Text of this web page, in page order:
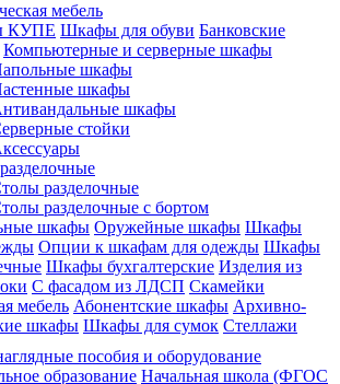
мебель
КУПЕ Шкафы для обуви Банковские
Компьютерные и серверные шкафы
шкафы
шкафы
шкафы
стойки
разделочные
разделочные с бортом
шкафы Оружейные шкафы Шкафы
Опции к шкафам для одежды Шкафы
Шкафы бухгалтерские Изделия из
С фасадом из ЛДСП Скамейки
мебель Абонентские шкафы Архивно-
шкафы Шкафы для сумок Стеллажи
пособия и оборудование
образование Начальная школа (ФГОС